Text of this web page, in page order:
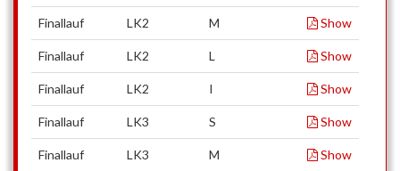
Finallauf LK2 M Show
Finallauf LK2 L Show
Finallauf LK2 I Show
Finallauf LK3 S Show
Finallauf LK3 M Show